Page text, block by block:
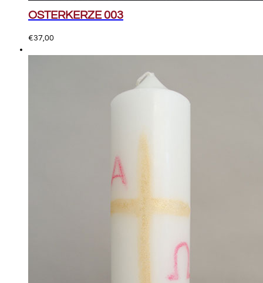
OSTERKERZE 003
€37,00